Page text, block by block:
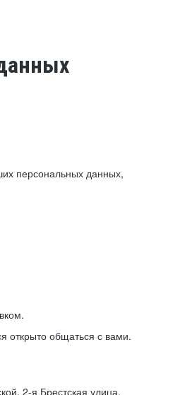
персональных данных,
открыто общаться с вами.
2-я Брестская улица,